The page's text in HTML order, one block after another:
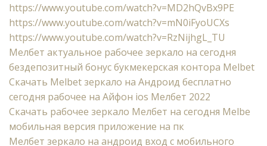
https://www.youtube.com/watch?v=MD2hQvBx9PE
https://www.youtube.com/watch?v=mN0iFyoUCXs
https://www.youtube.com/watch?v=RzNijhgL_TU
Мелбет актуальное рабочее зеркало на сегодня
бездепозитный бонус букмекерская контора Melbet
Cкачать Melbet зеркало на Андроид бесплатно
сегодня рабочее на Айфон ios Мелбет 2022
Скачать рабочее зеркало Мелбет на сегодня Melbe
мобильная версия приложение на пк
Мелбет зеркало на андроид вход с мобильного